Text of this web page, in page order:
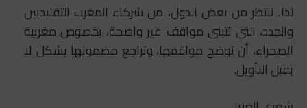
لذا، ننتظر من بعض الدول، من شركاء المغرب التقليديين
والجدد، التي تتبنى مواقف غير واضحة، بخصوص مغربية
الصحراء، أن توضح مواقفها، وتراجع مضمونها بشكل لا
يقبل التأويل.